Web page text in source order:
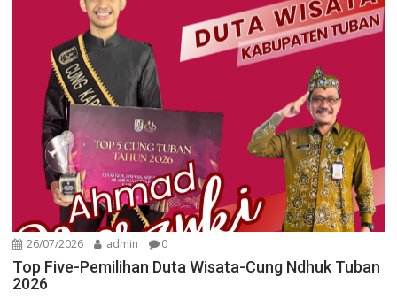
26/07/2026 admin 0
Top Five-Pemilihan Duta Wisata-Cung Ndhuk Tuban
2026